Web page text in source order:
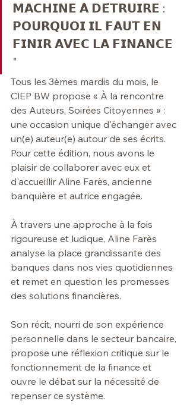
𝗠𝗔𝗖𝗛𝗜𝗡𝗘 𝗔̀ 𝗗𝗘́𝗧𝗥𝗨𝗜𝗥𝗘 :
𝗣𝗢𝗨𝗥𝗤𝗨𝗢𝗜 𝗜𝗟 𝗙𝗔𝗨𝗧 𝗘𝗡
𝗙𝗜𝗡𝗜𝗥 𝗔𝗩𝗘𝗖 𝗟𝗔 𝗙𝗜𝗡𝗔𝗡𝗖𝗘
"
Tous les 3èmes mardis du mois, le
ClEP BW propose « À la rencontre
des Auteurs, Soirées Citoyennes » :
une occasion unique d'échanger avec
un(e) auteur(e) autour de ses écrits.
Pour cette édition, nous avons le
plaisir de collaborer avec eux et
d'accueillir Aline Farès, ancienne
banquière et autrice engagée.
À travers une approche à la fois
rigoureuse et ludique, Aline Farès
analyse la place grandissante des
banques dans nos vies quotidiennes
et remet en question les promesses
des solutions financières.
Son récit, nourri de son expérience
personnelle dans le secteur bancaire,
propose une réflexion critique sur le
fonctionnement de la finance et
ouvre le débat sur la nécessité de
repenser ce système.